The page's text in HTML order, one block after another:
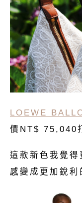
LOEWE
價NT$ 75,040
這款新色我覺得
感變成更加銳利